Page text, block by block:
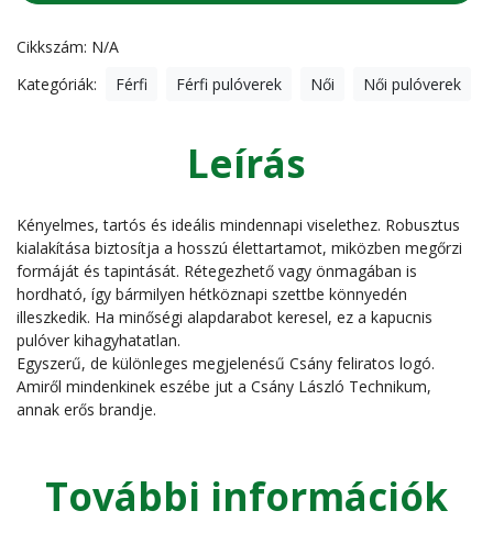
mennyiség
Cikkszám: N/A
Kategóriák:
Férfi Férfi pulóverek Női Női pulóverek
Leírás
Kényelmes, tartós és ideális mindennapi viselethez. Robusztus
kialakítása biztosítja a hosszú élettartamot, miközben megőrzi
formáját és tapintását. Rétegezhető vagy önmagában is
hordható, így bármilyen hétköznapi szettbe könnyedén
illeszkedik. Ha minőségi alapdarabot keresel, ez a kapucnis
pulóver kihagyhatatlan.
Egyszerű, de különleges megjelenésű Csány feliratos logó.
Amiről mindenkinek eszébe jut a Csány László Technikum,
annak erős brandje.
További információk